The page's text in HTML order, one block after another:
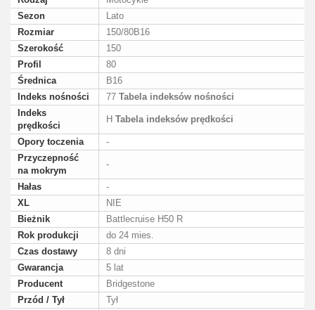
Sezon
Lato
Rozmiar
150/80B16
Szerokość
150
Profil
80
Średnica
B16
Indeks nośności
77 Tabela indeksów nośności
Indeks
prędkości
H Tabela indeksów prędkości
Opory toczenia
-
Przyczepność
na mokrym
-
Hałas
-
XL
NIE
Bieżnik
Battlecruise H50 R
Rok produkcji
do 24 mies.
Czas dostawy
8 dni
Gwarancja
5 lat
Producent
Bridgestone
Przód / Tył
Tył